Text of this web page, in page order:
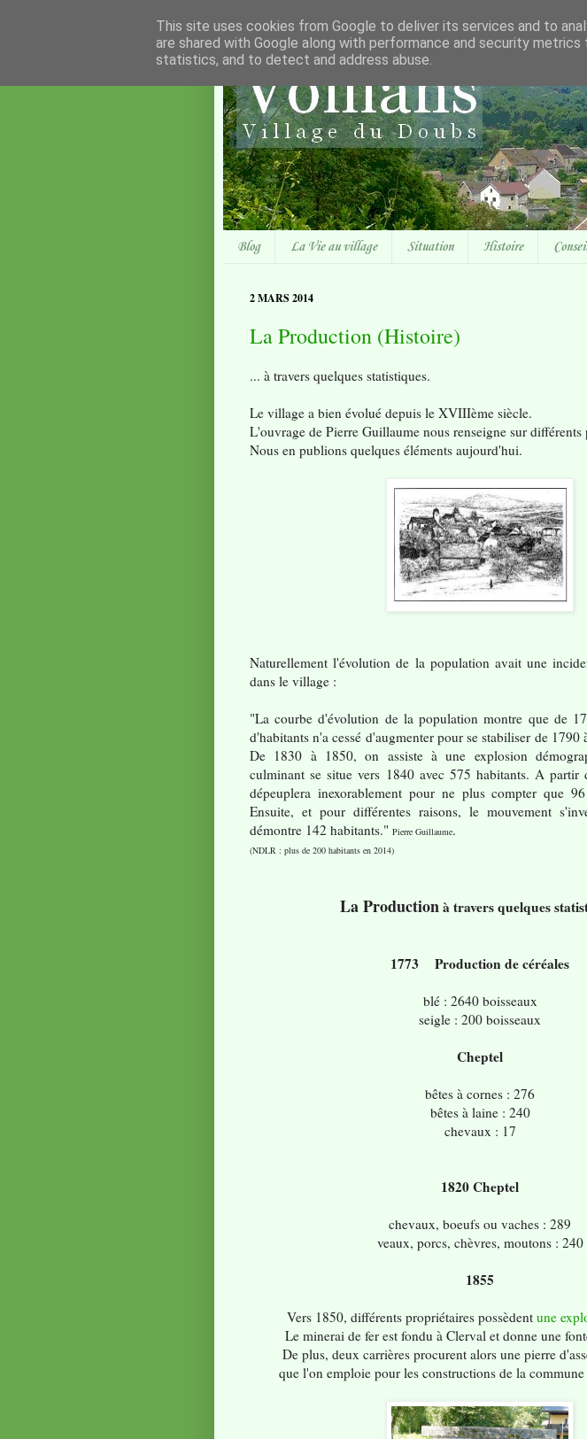
Blog La Vie au village Situation Histoire
2 MARS 2014
La Production (Histoire)
... à travers quelques statistiques.
Le village a bien évolué depuis le XVIIIème siècle.
L'ouvrage de Pierre Guillaume nous renseigne sur différents
Nous en publions quelques éléments aujourd'hui.
Naturellement l'évolution de la population avait une
dans le village :
"La courbe d'évolution de la population montre que de
d'habitants n'a cessé d'augmenter pour se stabiliser de
De 1830 à 1850, on assiste à une explosion
culminant se situe vers 1840 avec 575 habitants. A
dépeuplera inexorablement pour ne plus compter que
Ensuite, et pour différentes raisons, le mouvement
démontre 142 habitants." Pierre Guillaume.
(NDLR : plus de 200 habitants en 2014)
La Productionà travers quelques
1773 Production de céréales
blé : 2640 boisseaux
seigle : 200 boisseaux
Cheptel
bêtes à cornes : 276
bêtes à laine : 240
chevaux : 17
1820 Cheptel
chevaux, boeufs ou vaches : 289
veaux, porcs, chèvres, moutons : 240
1855
Vers 1850, différents propriétaires possèdent une
Le minerai de fer est fondu à Clerval et donne une
De plus, deux carrières procurent alors une pierre
que l'on emploie pour les constructions de la
This site uses cookies from Google to deliver its services and to
are shared with Google along with performance and security
statistics, and to detect and address abuse.